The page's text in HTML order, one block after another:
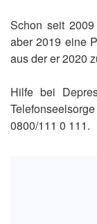
Schon seit
aber 2019 eine
aus der er 2020
Hilfe bei
0800/111 0 111.